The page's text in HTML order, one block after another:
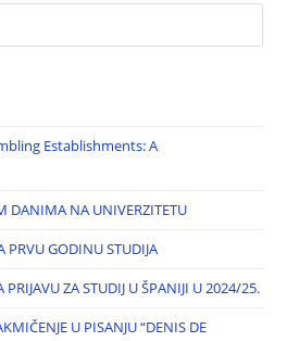
Establishments: A
DANIMA NA UNIVERZITETU
PRVU GODINU STUDIJA
ZA STUDIJ U ŠPANIJI U 2024/25.
U PISANJU “DENIS DE